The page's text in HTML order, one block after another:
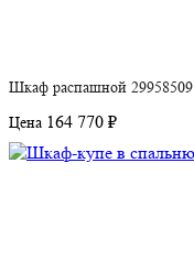
Шкаф распашной 29958509
Цена 164 770 ₽